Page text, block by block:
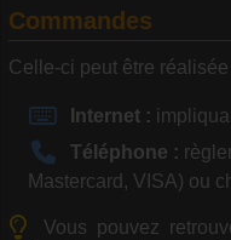
Commandes
Celle-ci peut être
Internet :
Téléphone :
Mastercard, VISA) ou
Vous pouvez